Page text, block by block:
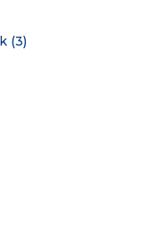
(3)